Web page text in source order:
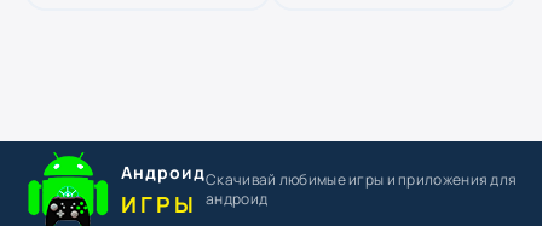
Андроид
ИГРЫ
Скачивай любимые игрыи приложения для
андроид